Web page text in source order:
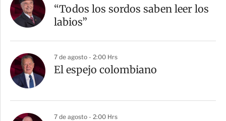
“Todos los sordos saben leer los
labios”
7 de agosto - 2:00 Hrs
El espejo colombiano
7 de agosto - 2:00 Hrs